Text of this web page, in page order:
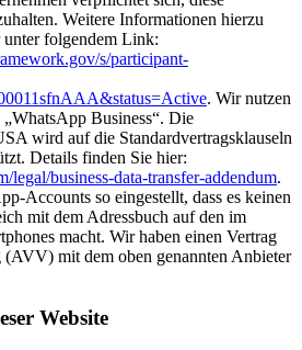
Weitere Informationen hierzu
folgendem Link:
s/participant-
. Wir nutzen
Business“. Die
wird auf die Standardvertragsklauseln
Details finden Sie hier:
legal/business-data-transfer-addendum.
Accounts so eingestellt, dass es keinen
mit dem Adressbuch auf den im
macht. Wir haben einen Vertrag
mit dem oben genannten Anbieter
Website